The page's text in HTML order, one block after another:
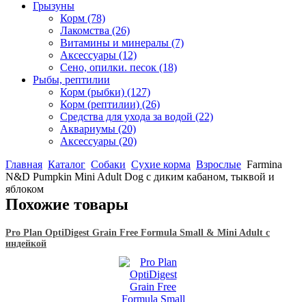
Грызуны
Корм (78)
Лакомства (26)
Витамины и минералы (7)
Аксессуары (12)
Сено, опилки. песок (18)
Рыбы, рептилии
Корм (рыбки) (127)
Корм (рептилии) (26)
Средства для ухода за водой (22)
Аквариумы (20)
Аксессуары (20)
Главная Каталог Собаки Сухие корма Взрослые Farmina
N&D Pumpkin Mini Adult Dog с диким кабаном, тыквой и
яблоком
Похожие товары
Pro Plan OptiDigest Grain Free Formula Small & Mini Adult с
индейкой